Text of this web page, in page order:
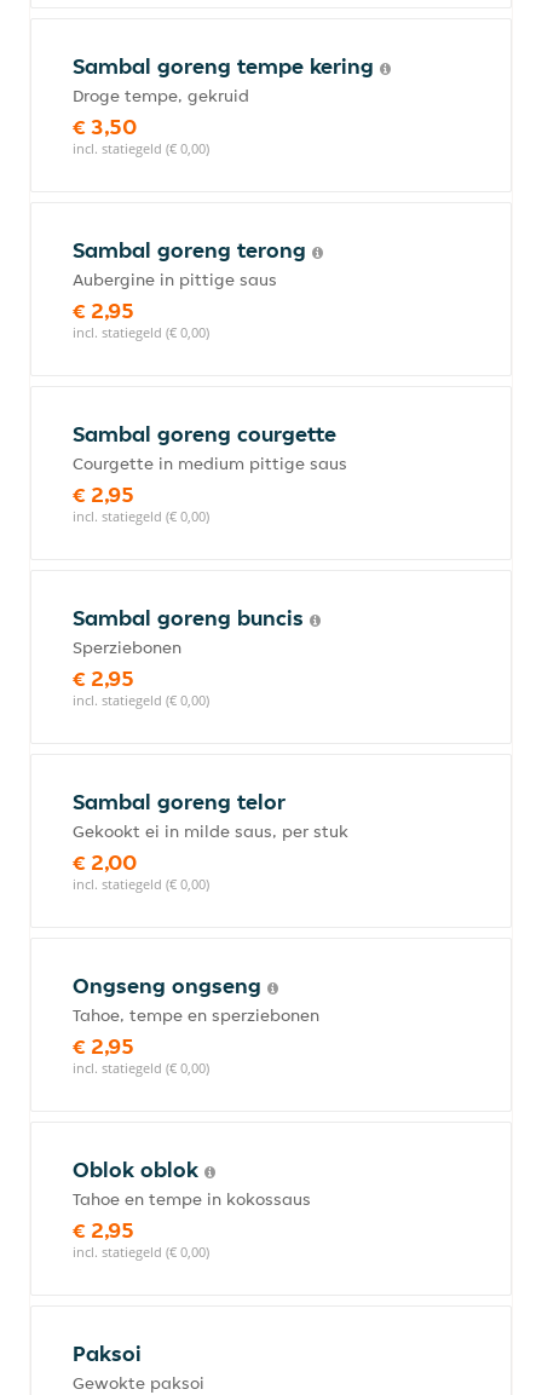
Sambal goreng tempe kering
Droge tempe, gekruid
€ 3,50
incl. statiegeld (€ 0,00)
Sambal goreng terong
Aubergine in pittige saus
€ 2,95
incl. statiegeld (€ 0,00)
Sambal goreng courgette
Courgette in medium pittige saus
€ 2,95
incl. statiegeld (€ 0,00)
Sambal goreng buncis
Sperziebonen
€ 2,95
incl. statiegeld (€ 0,00)
Sambal goreng telor
Gekookt ei in milde saus, per stuk
€ 2,00
incl. statiegeld (€ 0,00)
Ongseng ongseng
Tahoe, tempe en sperziebonen
€ 2,95
incl. statiegeld (€ 0,00)
Oblok oblok
Tahoe en tempe in kokossaus
€ 2,95
incl. statiegeld (€ 0,00)
Paksoi
Gewokte paksoi